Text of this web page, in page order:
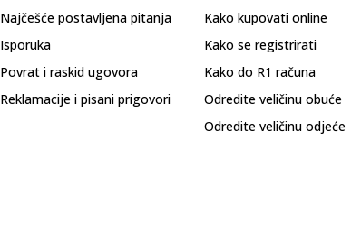
Najčešće postavljena pitanja
Isporuka
Povrat i raskid ugovora
Reklamacije i pisani prigovori
Kako kupovati online
Kako se registrirati
Kako do R1 računa
Odredite veličinu obuće
Odredite veličinu odjeće